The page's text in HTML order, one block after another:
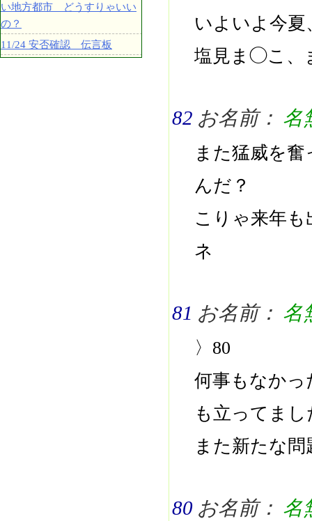
いよいよ今夏
塩見ま◯こ、
82 お名前： 名
また猛威を
んだ？
こりゃ来年
ネ
81 お名前： 名
〉80
何事もなかっ
も立ってま
また新たな
80 お名前： 名
い地方都市 どうすりゃいい
の？
11/24 安否確認 伝言板